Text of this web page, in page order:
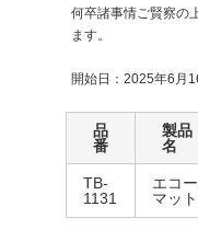
何卒諸事情ご賢察の
ます。
開始日：2025年6月
品
番
製品
名
TB-
1131
エコー
マット